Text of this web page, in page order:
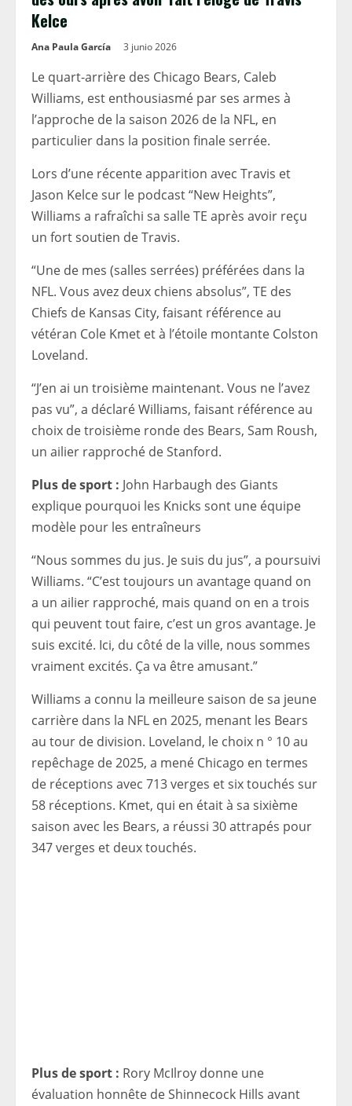
Kelce
Ana Paula García 3 junio 2026
Le quart-arrière des Chicago Bears, Caleb
Williams, est enthousiasmé par ses armes à
l’approche de la saison 2026 de la NFL, en
particulier dans la position finale serrée.
Lors d’une récente apparition avec Travis et
Jason Kelce sur le podcast “New Heights”,
Williams a rafraîchi sa salle TE après avoir reçu
un fort soutien de Travis.
“Une de mes (salles serrées) préférées dans la
NFL. Vous avez deux chiens absolus”, TE des
Chiefs de Kansas City, faisant référence au
vétéran Cole Kmet et à l’étoile montante Colston
Loveland.
“J’en ai un troisième maintenant. Vous ne l’avez
pas vu”, a déclaré Williams, faisant référence au
choix de troisième ronde des Bears, Sam Roush,
un ailier rapproché de Stanford.
Plus de sport : John Harbaugh des Giants
explique pourquoi les Knicks sont une équipe
modèle pour les entraîneurs
“Nous sommes du jus. Je suis du jus”, a poursuivi
Williams. “C’est toujours un avantage quand on
a un ailier rapproché, mais quand on en a trois
qui peuvent tout faire, c’est un gros avantage. Je
suis excité. Ici, du côté de la ville, nous sommes
vraiment excités. Ça va être amusant.”
Williams a connu la meilleure saison de sa jeune
carrière dans la NFL en 2025, menant les Bears
au tour de division. Loveland, le choix n ° 10 au
repêchage de 2025, a mené Chicago en termes
de réceptions avec 713 verges et six touchés sur
58 réceptions. Kmet, qui en était à sa sixième
saison avec les Bears, a réussi 30 attrapés pour
347 verges et deux touchés.
Plus de sport : Rory McIlroy donne une
évaluation honnête de Shinnecock Hills avant